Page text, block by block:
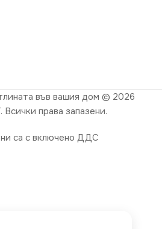
във вашия дом © 2026
Всички права запазени.
са с включено ДДС